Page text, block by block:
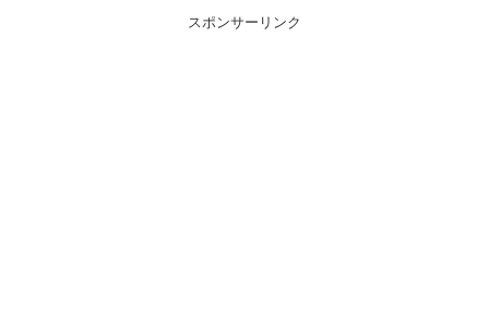
スポンサーリンク